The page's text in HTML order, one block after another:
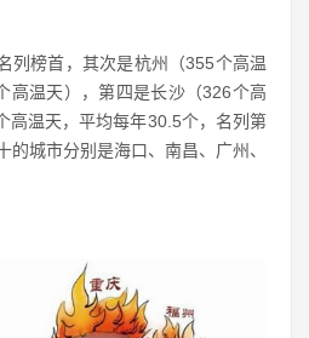
列榜首，其次是杭州（355个高温
高温天），第四是长沙（326个高
高温天，平均每年30.5个，名列第
的城市分别是海口、南昌、广州、